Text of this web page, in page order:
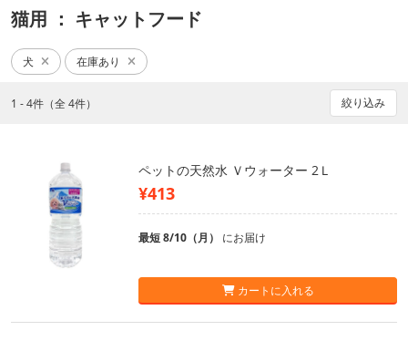
猫用 ： キャットフード
犬 在庫あり
1 - 4件（全 4件） 絞り込み
ペットの天然水 Ｖウォーター 2Ｌ
¥413
最短 8/10（月） にお届け
カートに入れる